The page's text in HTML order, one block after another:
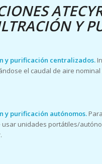
Y
y purificación centralizados.
el caudal de aire
y purificación autónomos.
unidades portátiles/